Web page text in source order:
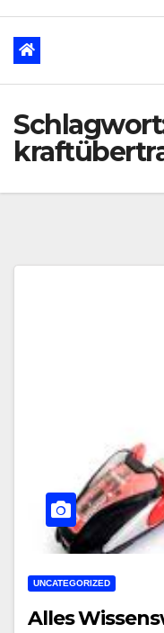
UNCATEGORIZED
Alles